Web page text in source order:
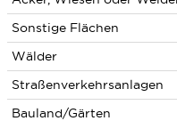
Sonstige Flächen
Wälder
Straßenverkehrsanlagen
Bauland/Gärten